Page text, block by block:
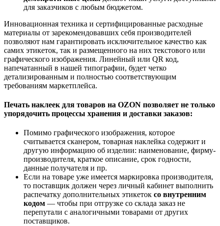
для заказчиков с любым бюджетом.
Инновационная техника и сертифицированные расходные
материалы от зарекомендовавших себя производителей
позволяют нам гарантировать исключительное качество как
самих этикеток, так и размещенного на них текстового или
графического изображения. Линейный или QR код,
напечатанный в нашей типографии, будет четко
детализированным и полностью соответствующим
требованиям маркетплейса.
Печать наклеек для товаров на OZON позволяет не только
упорядочить процессы хранения и доставки заказов:
Помимо графического изображения, которое
считывается сканером, товарная наклейка содержит и
другую информацию об изделии: наименование, фирму-
производителя, краткое описание, срок годности,
данные получателя и пр.
Если на товаре уже имеется маркировка производителя,
то поставщик должен через личный кабинет выполнить
распечатку дополнительных этикеток со внутренним
кодом — чтобы при отгрузке со склада заказ не
перепутали с аналогичными товарами от других
поставщиков.